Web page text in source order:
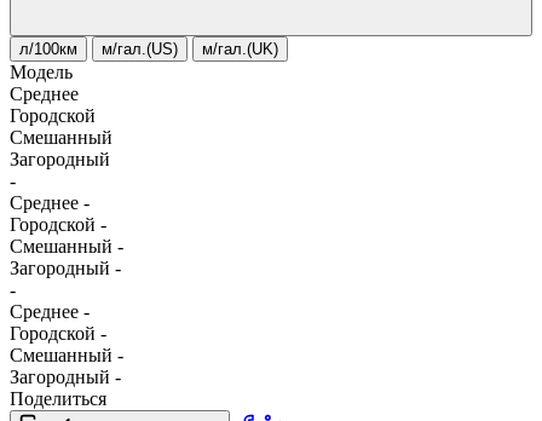
л/100км м/гал.(US) м/гал.(UK)
Модель
Среднее
Городской
Смешанный
Загородный
-
Среднее -
Городской -
Смешанный -
Загородный -
-
Среднее -
Городской -
Смешанный -
Загородный -
Поделиться